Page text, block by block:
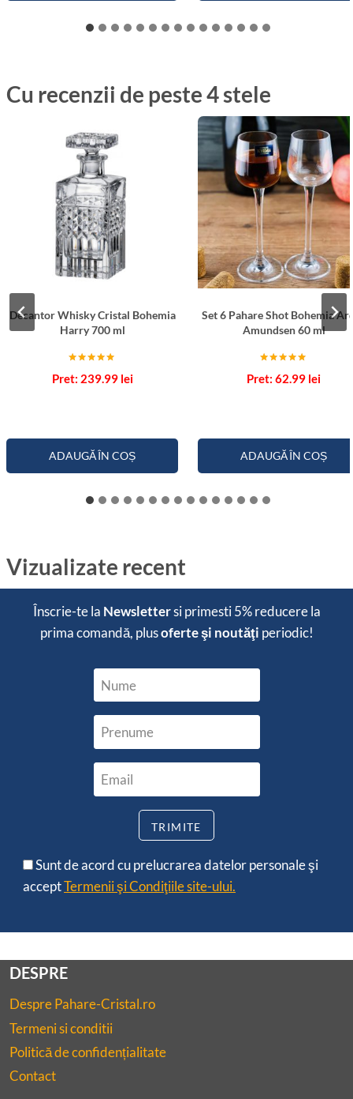
Cu recenzii de peste 4 stele
Decantor Whisky Cristal Bohemia
Harry 700 ml
5.00
239.99 lei
ADAUGĂ ÎN COȘ
Set 6 Pahare Shot Bohemia
Amundsen 60 ml
5.00
62.99 lei
ADAUGĂ ÎN COȘ
Vizualizate recent
Înscrie-te la Newslettersi primesti5% reducerela
prima comandă, plusoferte şi noutăţi periodic!
Sunt de acord cu prelucrarea datelor personale şi
acceptTermenii şi Condiţiile site-ului.
DESPRE
Despre Pahare-Cristal.ro
Termeni si conditii
Politică de confidențialitate
Contact